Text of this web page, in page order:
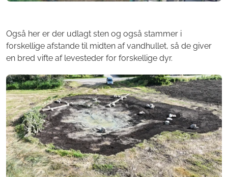
Også her er der udlagt sten og også stammer i
forskellige afstande til midten af vandhullet, så de giver
en bred vifte af levesteder for forskellige dyr.